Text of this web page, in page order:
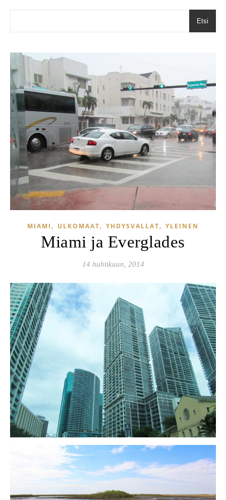
Etsi
MIAMI , ULKOMAAT, YHDYSVALLAT, YLEINEN
Miami ja Everglades
14 huhtikuun, 2014